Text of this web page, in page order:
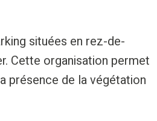
situées en rez-de-
Cette organisation permet
présence de la végétation